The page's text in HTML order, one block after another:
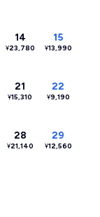
14
¥23,780
15
¥13,990
21
¥15,310
22
¥9,190
28
¥21,140
29
¥12,560